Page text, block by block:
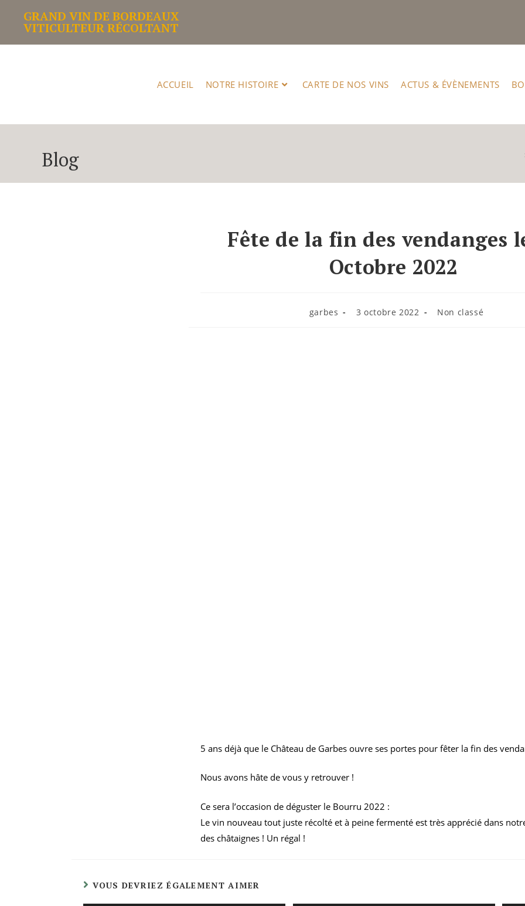
GRAND VIN DE BORDEAUX
VITICULTEUR RÉCOLTANT
ACCUEIL NOTRE HISTOIRE CARTE DE NOS VINS ACTUS & ÉVÈNEMENTS
Blog
Fête de la fin des vendanges
Octobre 2022
garbes 3 octobre 2022 Non classé
5 ans déjà que le Château de Garbes ouvre ses portes pour fêter la fin des
Nous avons hâte de vous y retrouver !
Ce sera l’occasion de déguster le Bourru 2022 :
Le vin nouveau tout juste récolté et à peine fermenté est très apprécié dans
des châtaignes ! Un régal !
VOUS DEVRIEZ ÉGALEMENT AIMER